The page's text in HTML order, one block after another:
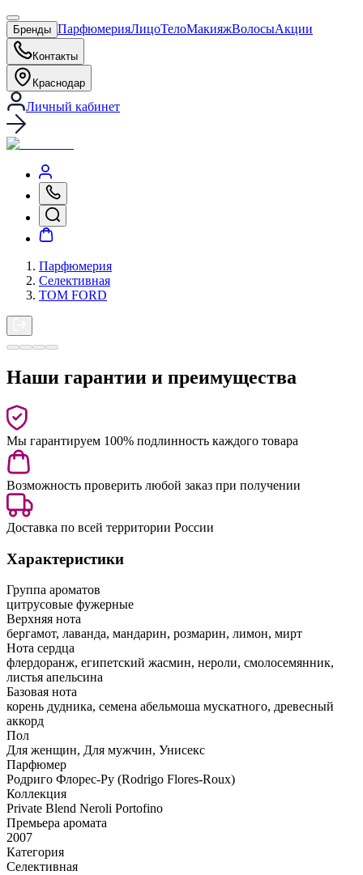
Бренды ПарфюмерияЛицоТелоМакияжВолосыАкции
Контакты
Краснодар
Личный кабинет
Парфюмерия
Селективная
TOM FORD
Наши гарантии и преимущества
Мы гарантируем 100% подлинность каждого товара
Возможность проверить любой заказ при получении
Доставка по всей территории России
Характеристики
Группа ароматов
цитрусовые фужерные
Верхняя нота
бергамот, лаванда, мандарин, розмарин, лимон, мирт
Нота сердца
флердоранж, египетский жасмин, нероли, смолосемянник,
листья апельсина
Базовая нота
корень дудника, семена абельмоша мускатного, древесный
аккорд
Пол
Для женщин, Для мужчин, Унисекс
Парфюмер
Родриго Флорес-Ру (Rodrigo Flores-Roux)
Коллекция
Private Blend Neroli Portofino
Премьера аромата
2007
Категория
Селективная